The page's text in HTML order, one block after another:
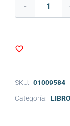
-
SKU: 01009584
Categoría: